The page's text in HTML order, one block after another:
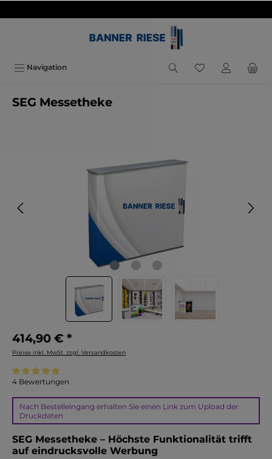
Navigation
SEG Messetheke
414,90 € *
Preise inkl. MwSt. zzgl. Versandkosten
Durchschnittliche Bewertung von 5 von 5 Sternen
4 Bewertungen
Nach Bestelleingang erhalten Sie einen Link zum Upload der
Druckdaten
SEG Messetheke – Höchste Funktionalität trifft
auf eindrucksvolle Werbung